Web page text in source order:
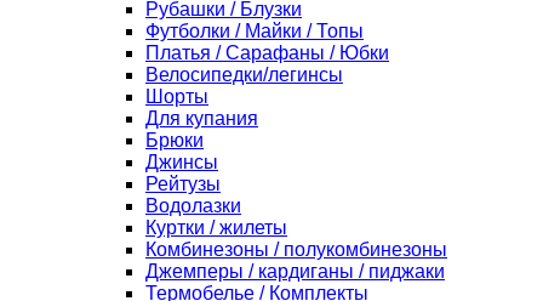
Рубашки / Блузки
Футболки / Майки / Топы
Платья / Сарафаны / Юбки
Велосипедки/легинсы
Шорты
Для купания
Брюки
Джинсы
Рейтузы
Водолазки
Куртки / жилеты
Комбинезоны / полукомбинезоны
Джемперы / кардиганы / пиджаки
Термобелье / Комплекты